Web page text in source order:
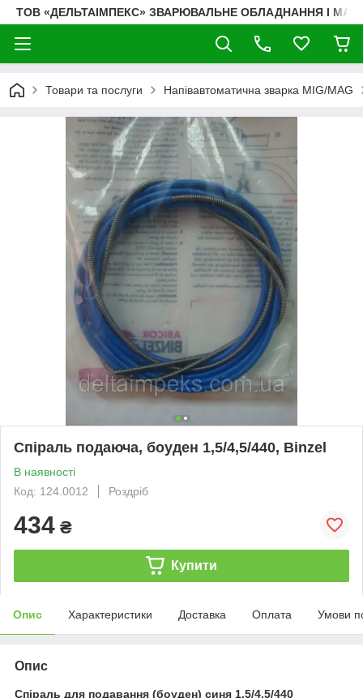
ТОВ «ДЕЛЬТАІМПЕКС» ЗВАРЮВАЛЬНЕ ОБЛАДНАННЯ І
Товари та послуги Напівавтоматична зварка MIG/MAG
Спіраль подаюча, боуден 1,5/4,5/440, Binzel
В наявності
Код: 124.0012
Роздріб
434 ₴
Купити
Опис Характеристики Доставка Оплата Умови
Опис
Спіраль для подавання (боуден) синя 1,5/4,5/440